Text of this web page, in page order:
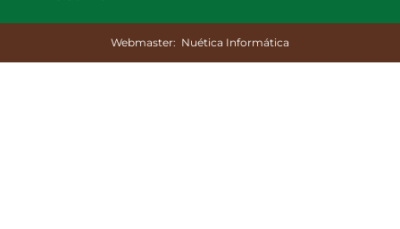
Webmaster: Nuética Informática